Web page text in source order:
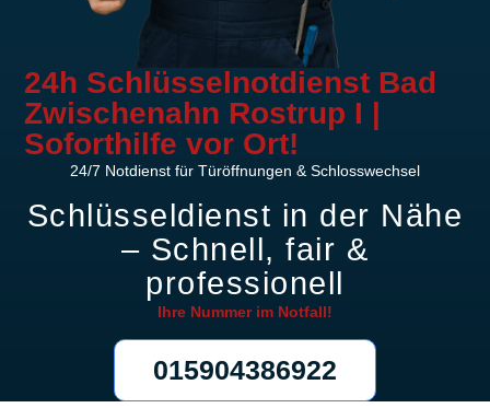
24h Schlüsselnotdienst Bad
Zwischenahn Rostrup I |
Soforthilfe vor Ort!
24/7 Notdienst für Türöffnungen & Schlosswechsel
Schlüsseldienst in der Nähe
– Schnell, fair &
professionell
Ihre Nummer im Notfall!
015904386922